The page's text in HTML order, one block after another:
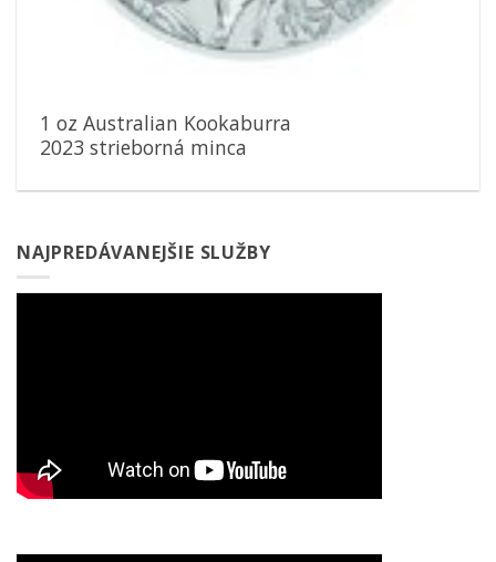
1 oz Australian Kookaburra
2023 strieborná minca
NAJPREDÁVANEJŠIE SLUŽBY